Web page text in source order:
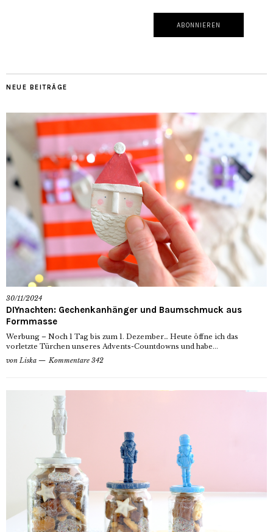
NEUE BEITRÄGE
30/11/2024
DIYnachten: Gechenkanhänger und Baumschmuck aus
Formmasse
Werbung – Noch 1 Tag bis zum 1. Dezember… Heute öffne ich das
vorletzte Türchen unseres Advents-Countdowns und habe...
von Liska Kommentare 342